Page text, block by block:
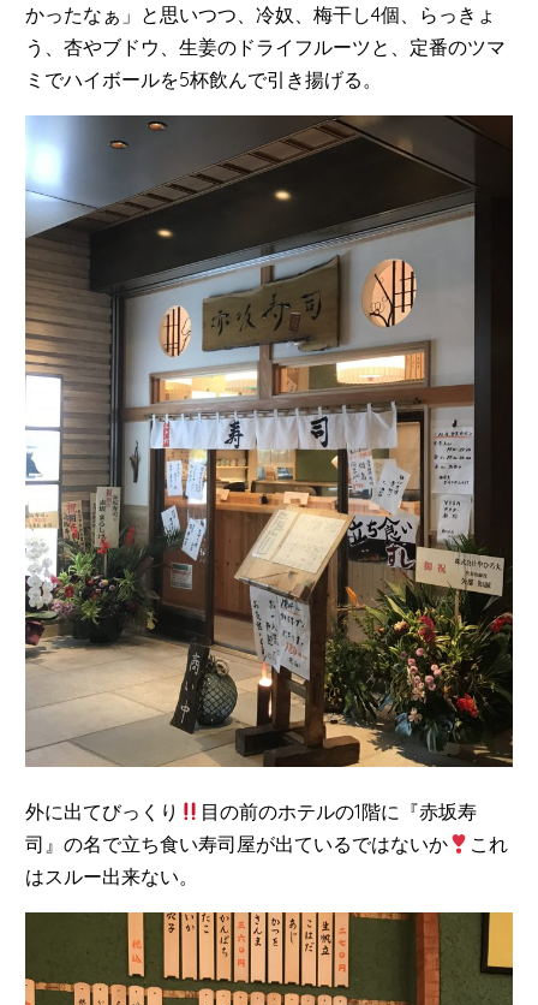
かったなぁ」と思いつつ、冷奴、梅干し4個、らっきょ
う、杏やブドウ、生姜のドライフルーツと、定番のツマ
ミでハイボールを5杯飲んで引き揚げる。
外に出てびっくり
目の前のホテルの1階に『赤坂寿
司』の名で立ち食い寿司屋が出ているではないか
これ
はスルー出来ない。